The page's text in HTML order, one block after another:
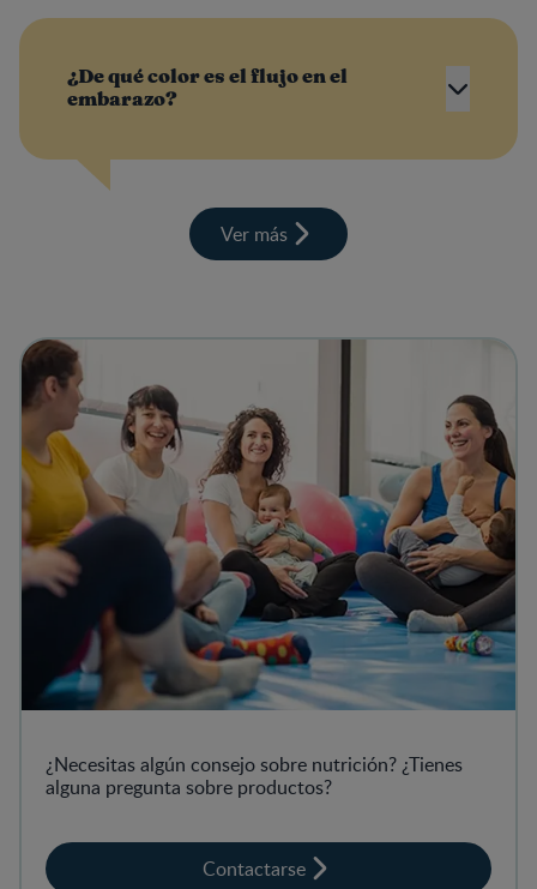
¿De qué color es el flujo en el
embarazo?
Ver más
View details
¿Necesitas algún consejo sobre nutrición? ¿Tienes
alguna pregunta sobre productos?
Contactarse